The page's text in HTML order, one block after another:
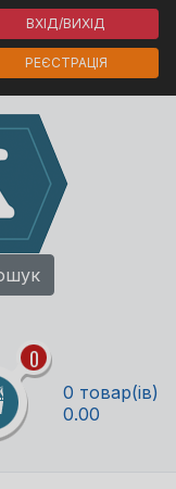
ВХІД/ВИХІД
РЕЄСТРАЦІЯ
0
0 товар(ів)
0.00